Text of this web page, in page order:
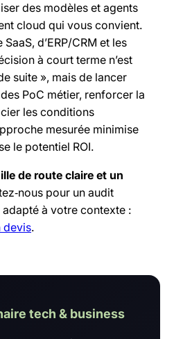
des modèles et agents
cloud qui vous convient.
d’ERP/CRM et les
à court terme n’est
suite », mais de lancer
PoC métier, renforcer la
les conditions
mesurée minimise
le potentiel ROI.
de route claire et un
pour un audit
à votre contexte :
devis.
tech & business